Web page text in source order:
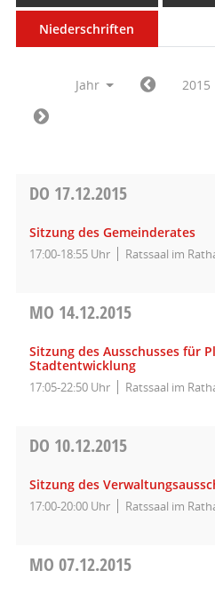
Niederschriften
Jahr 2015
DO 17.12.2015
Sitzung des Gemeinderates
17:00-18:55 Uhr Ratssaal im
MO 14.12.2015
Sitzung des Ausschusses für
Stadtentwicklung
17:05-22:50 Uhr Ratssaal im
DO 10.12.2015
Sitzung des
17:00-20:00 Uhr Ratssaal im
MO 07.12.2015